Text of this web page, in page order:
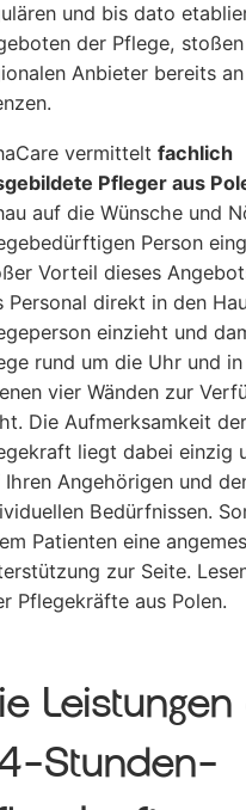
und bis dato
der Pflege,
Anbieter bereits
vermittelt fachlich
Pfleger aus
auf die Wünsche und
Person
Vorteil dieses
Personal direkt in den
einzieht und
rund um die Uhr und
vier Wänden zur
Die Aufmerksamkeit der
liegt dabei einzig
Ihren Angehörigen und
Bedürfnissen.
Patienten eine
zur Seite.
Pflegekräfte aus Polen.
Stunden-